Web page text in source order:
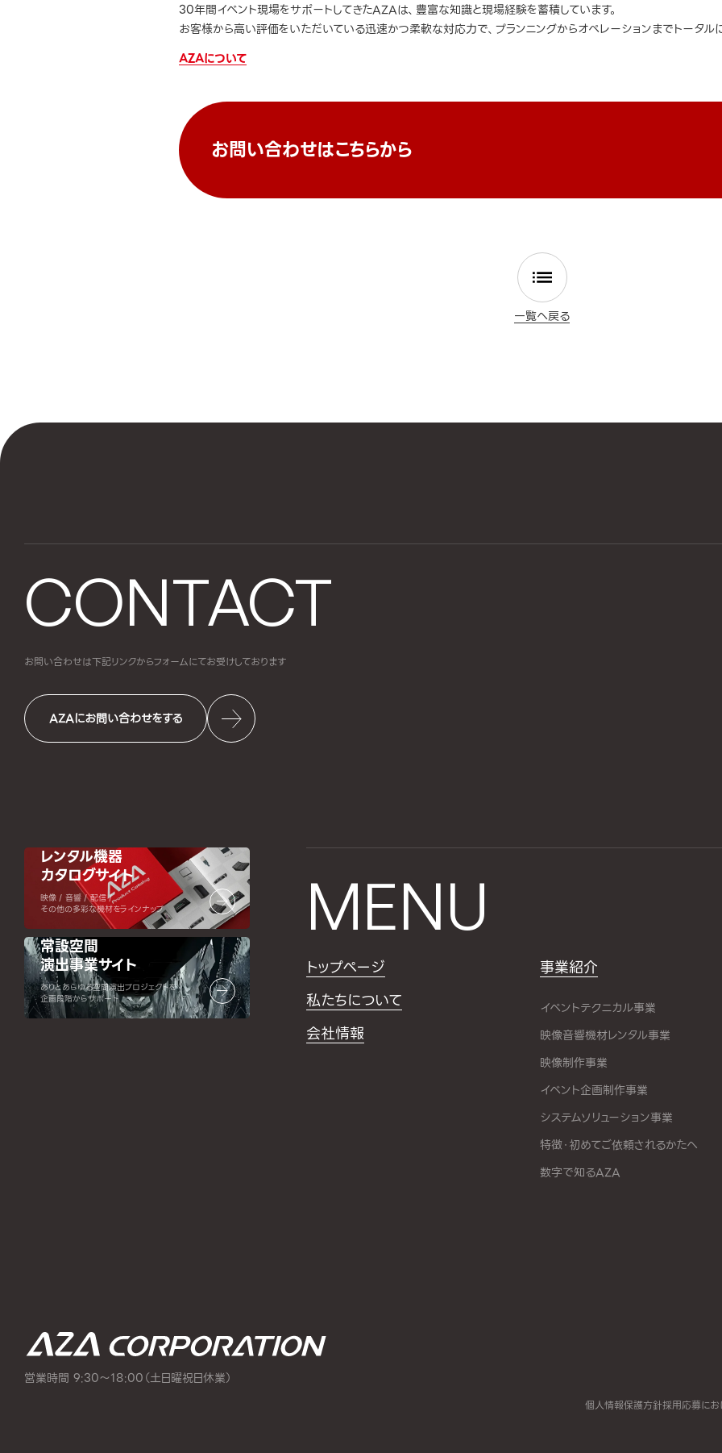
30年間イベント現場をサポートしてきたAZAは、豊富な知識と現場経験を蓄積しています。
お客様から高い評価をいただいている迅速かつ柔軟な対応力で、プランニングからオペレーションまでトータル
AZAについて
お問い合わせはこちらから
一覧へ戻る
CONTACT
お問い合わせは下記リンクからフォームにてお受けしております
AZAにお問い合わせをする
レンタル機器
カタログサイト
映像 / 音響 / 配信 /
その他の多彩な機材をラインナップ
常設空間
演出事業サイト
ありとあらゆる空間演出プロジェクトを
企画段階からサポート
MENU
トップページ
私たちについて
会社情報
事業紹介
イベントテクニカル事業
映像音響機材レンタル事業
映像制作事業
イベント企画制作事業
システムソリューション事業
特徴・初めてご依頼されるかたへ
数字で知るAZA
営業時間 9:30～18:00（土日曜祝日休業）
個人情報保護方針採用応募に